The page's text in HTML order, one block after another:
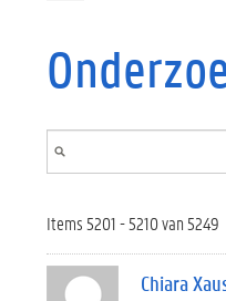
Items 5201 - 5210 van 5249
Chiara